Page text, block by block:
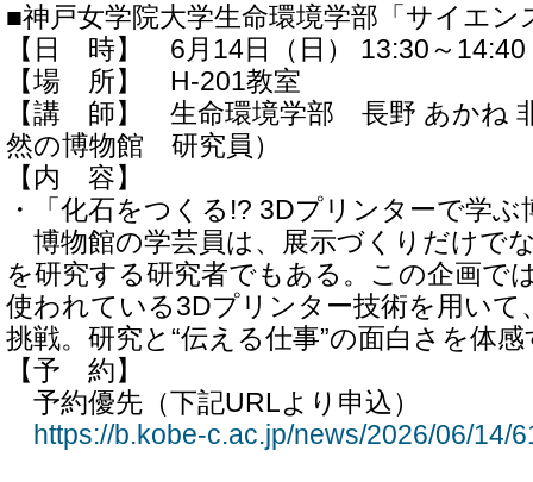
■神戸女学院大学生命環境学部「サイエン
【日 時】 6月14日（日） 13:30～14:40
【場 所】 H-201教室
【講 師】 生命環境学部 長野 あかね
然の博物館 研究員）
【内 容】
・「化石をつくる!? 3Dプリンターで学ぶ
博物館の学芸員は、展示づくりだけで
を研究する研究者でもある。この企画で
使われている3Dプリンター技術を用いて
挑戦。研究と“伝える仕事”の面白さを体
【予 約】
予約優先（下記URLより申込）
https://b.kobe-c.ac.jp/news/2026/06/14/